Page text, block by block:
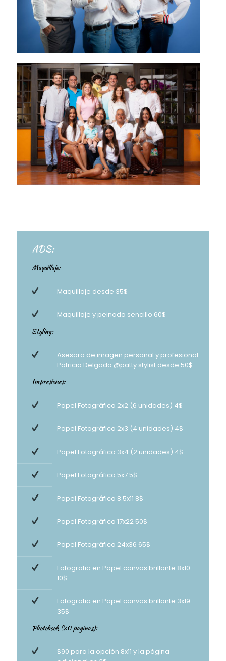
ADS:
Maquillaje:
Maquillaje desde 35$
Maquillaje y peinado sencillo 60$
Styling:
Asesora de imagen personal y profesional
Patricia Delgado @patty.stylist desde 50$
Impresiones:
Papel Fotográfico 2x2 (6 unidades) 4$
Papel Fotográfico 2x3 (4 unidades) 4$
Papel Fotográfico 3x4 (2 unidades) 4$
Papel Fotográfico 5x7 5$
Papel Fotográfico 8.5x11 8$
Papel Fotográfico 17x22 50$
Papel Fotográfico 24x36 65$
Fotografia en Papel canvas brillante 8x10
10$
Fotografia en Papel canvas brillante 3x19
35$
Photobook (20 paginas):
$90 para la opción 8x11 y la página